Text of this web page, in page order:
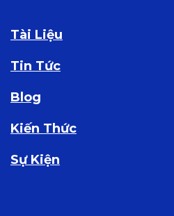
Tài Liệu
Tin Tức
Blog
Kiến Thức
Sự Kiện